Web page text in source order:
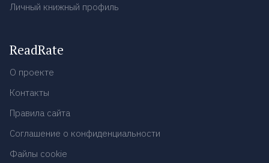
Личный книжный профиль
ReadRate
О проекте
Контакты
Правила сайта
Соглашение о конфиденциальности
Файлы cookie